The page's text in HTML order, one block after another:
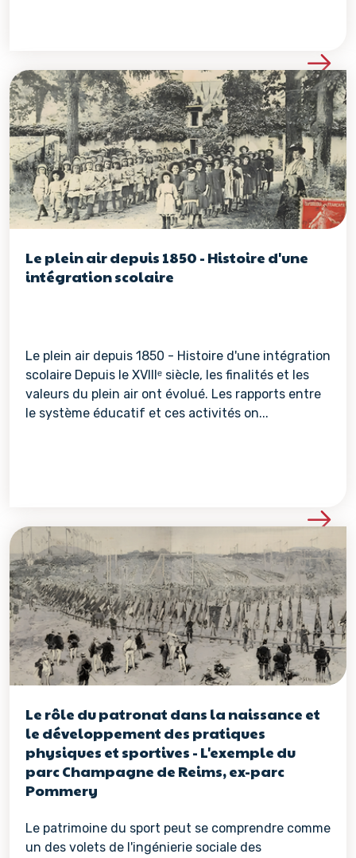
Voir les détails de la
Le plein air depuis 1850 - Histoire d'une
intégration scolaire
Le plein air depuis 1850 - Histoire d'une intégration
scolaire Depuis le XVIIIᵉ siècle, les finalités et les
valeurs du plein air ont évolué. Les rapports entre
le système éducatif et ces activités on...
Voir les détails de la
Le rôle du patronat dans la naissance et
le développement des pratiques
physiques et sportives - L'exemple du
parc Champagne de Reims, ex-parc
Pommery
Le patrimoine du sport peut se comprendre comme
un des volets de l'ingénierie sociale des